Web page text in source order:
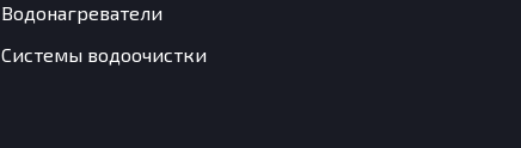
Водонагреватели
Системы водоочистки